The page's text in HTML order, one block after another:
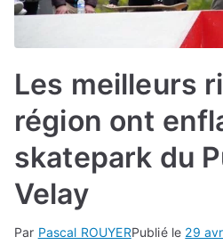
Les meilleurs
région ont
skatepark du
Velay
Par Pascal ROUYERPublié le 29